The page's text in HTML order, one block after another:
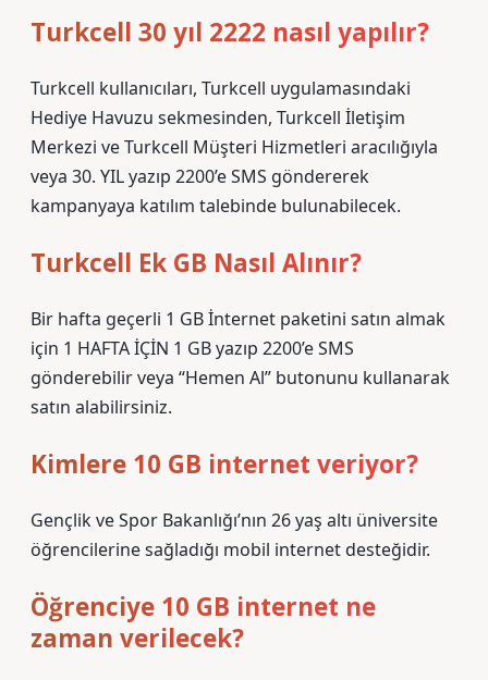
Turkcell 30 yıl 2222 nasıl yapılır?
Turkcell kullanıcıları, Turkcell uygulamasındaki
Hediye Havuzu sekmesinden, Turkcell İletişim
Merkezi ve Turkcell Müşteri Hizmetleri aracılığıyla
veya 30. YIL yazıp 2200’e SMS göndererek
kampanyaya katılım talebinde bulunabilecek.
Turkcell Ek GB Nasıl Alınır?
Bir hafta geçerli 1 GB İnternet paketini satın almak
için 1 HAFTA İÇİN 1 GB yazıp 2200’e SMS
gönderebilir veya “Hemen Al” butonunu kullanarak
satın alabilirsiniz.
Kimlere 10 GB internet veriyor?
Gençlik ve Spor Bakanlığı’nın 26 yaş altı üniversite
öğrencilerine sağladığı mobil internet desteğidir.
Öğrenciye 10 GB internet ne
zaman verilecek?